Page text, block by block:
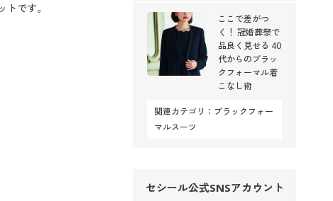
です。
ここで差がつ
く！ 冠婚葬祭で
品良く見せる 40
代からのブラッ
クフォーマル着
こなし術
関連カテゴリ： ブラックフォー
マルスーツ
セシール公式SNSアカウント